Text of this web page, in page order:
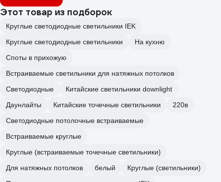
Этот товар из подборок
Круглые светодиодные светильники IEK
Круглые светодиодные светильники
На кухню
Споты в прихожую
Встраиваемые светильники для натяжных потолков
Светодиодные
Китайские светильники downlight
Даунлайты
Китайские точечные светильники
220в
Светодиодные потолочные встраиваемые
Встраиваемые круглые
Круглые (встраиваемые точечные светильники)
Для натяжных потолков
белый
Круглые (светильники)